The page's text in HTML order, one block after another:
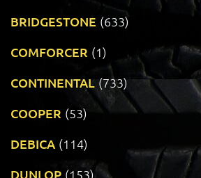
BRIDGESTONE (633)
COMFORCER (1)
CONTINENTAL (733)
COOPER (53)
DEBICA (114)
DUNLOP (153)